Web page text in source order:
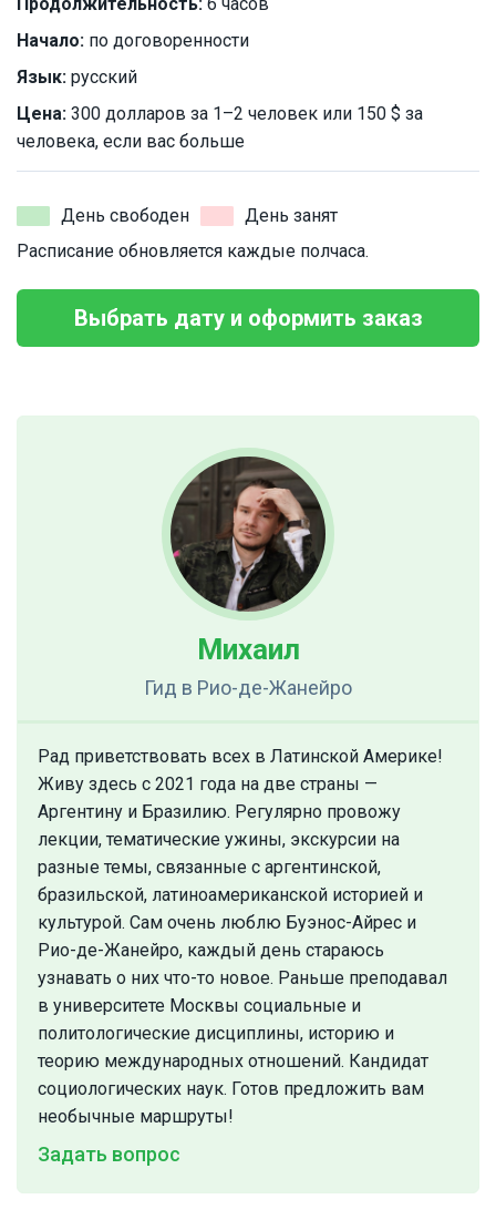
Начало: по договоренности
Язык: русский
Цена: 300 долларов за 1–2 человек или 150 $ за
человека, если вас больше
День свободен
День занят
Расписание обновляется каждые полчаса.
Выбрать дату и оформить заказ
Михаил
Гид в Рио-де-Жанейро
Рад приветствовать всех в Латинской Америке!
Живу здесь с 2021 года на две страны —
Аргентину и Бразилию. Регулярно провожу
лекции, тематические ужины, экскурсии на
разные темы, связанные с аргентинской,
бразильской, латиноамериканской историей и
культурой. Сам очень люблю Буэнос-Айрес и
Рио-де-Жанейро, каждый день стараюсь
узнавать о них что-то новое. Раньше преподавал
в университете Москвы социальные и
политологические дисциплины, историю и
теорию международных отношений. Кандидат
социологических наук. Готов предложить вам
необычные маршруты!
Задать вопрос